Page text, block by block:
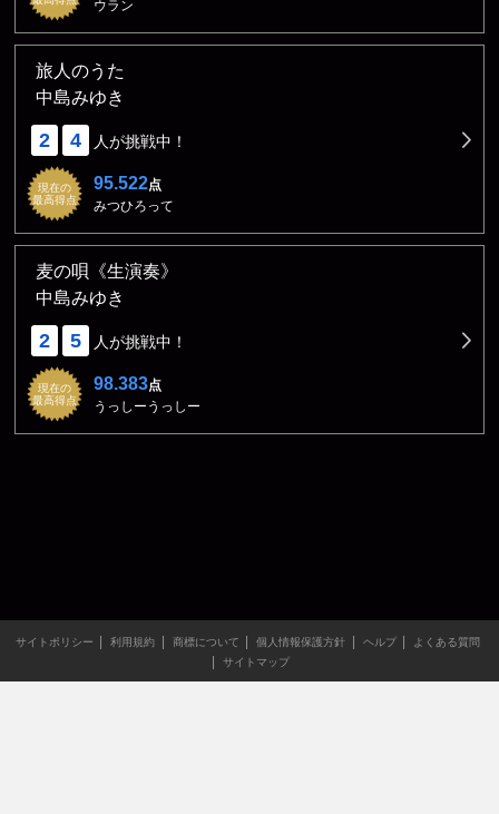
ウラン
旅人のうた
中島みゆき
2 4 人が挑戦中！
現在の
最高得点
95.522点
みつひろって
麦の唄《生演奏》
中島みゆき
2 5 人が挑戦中！
現在の
最高得点
98.383点
うっしーうっしー
サイトポリシー 利用規約 商標について 個人情報保護方針 ヘルプ
よくある質問
サイトマップ